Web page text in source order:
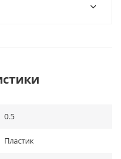
0.5
Пластик